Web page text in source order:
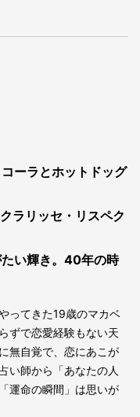
ーラとホットドッグ
ラリッセ・リスペク
い輝き。40年の時
ってきた19歳のマカベ
ずで恋愛経験もない天
無自覚で、恋にあこが
い師から「あなたの人
運命の瞬間」は思いが